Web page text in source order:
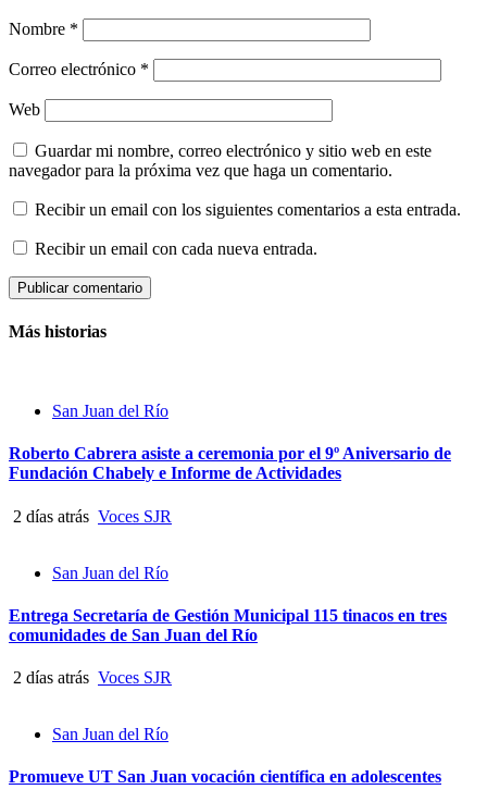
Nombre *
Correo electrónico *
Web
Guardar mi nombre, correo electrónico y sitio web en este
navegador para la próxima vez que haga un comentario.
Recibir un email con los siguientes comentarios a esta entrada.
Recibir un email con cada nueva entrada.
Más historias
San Juan del Río
Roberto Cabrera asiste a ceremonia por el 9º Aniversario de
Fundación Chabely e Informe de Actividades
2 días atrás Voces SJR
San Juan del Río
Entrega Secretaría de Gestión Municipal 115 tinacos en tres
comunidades de San Juan del Río
2 días atrás Voces SJR
San Juan del Río
Promueve UT San Juan vocación científica en adolescentes